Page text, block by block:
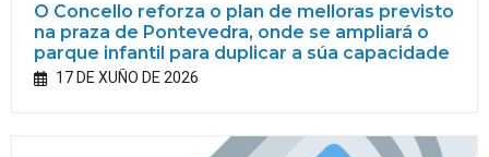
O Concello reforza o plan de melloras previsto
na praza de Pontevedra, onde se ampliará o
parque infantil para duplicar a súa capacidade
17 DE XUÑO DE 2026